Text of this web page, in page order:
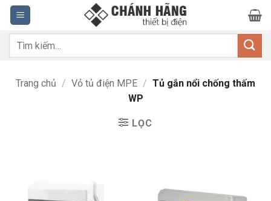
Bỏ
qua
nội
dung
Tìm
Trang chủ / Vỏ tủ điện MPE / Tủ gắn nổi chống thấm
WP
LỌC